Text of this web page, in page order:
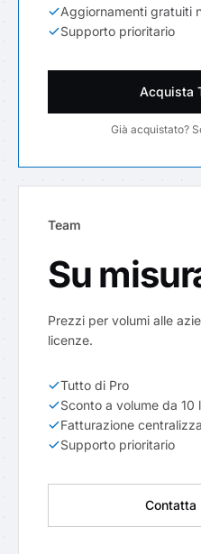
Aggiornamenti gratuiti
Supporto prioritario
Acquista
Già acquistato?
Team
Su
Prezzi per volumi alle
licenze.
Tutto di Pro
Sconto a volume da 10
Fatturazione
Supporto prioritario
Contatta